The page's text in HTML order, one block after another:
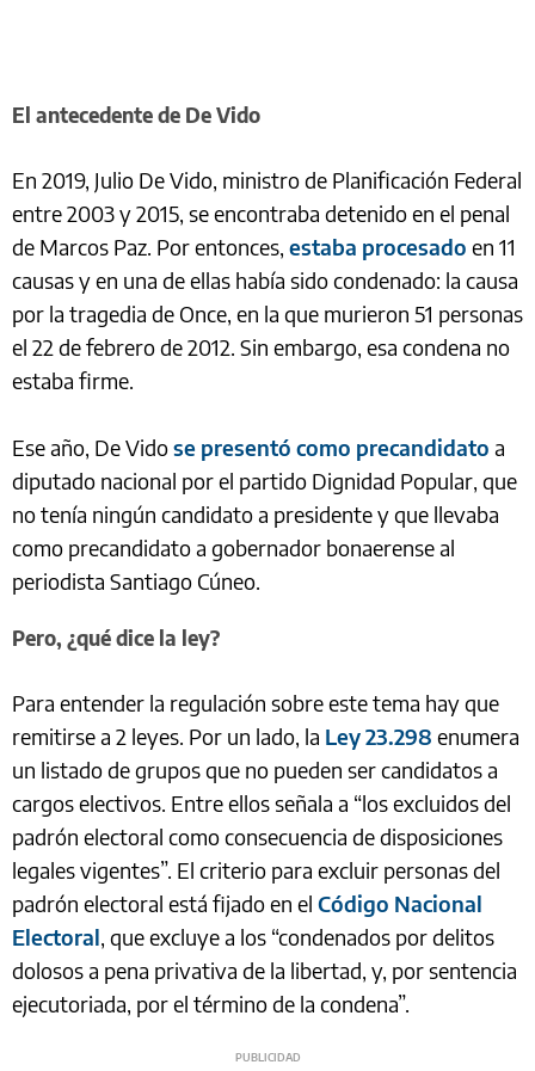
El antecedente de De Vido
En 2019, Julio De Vido, ministro de Planificación Federal
entre 2003 y 2015, se encontraba detenido en el penal
de Marcos Paz. Por entonces, estaba procesado en 11
causas y en una de ellas había sido condenado: la causa
por la tragedia de Once, en la que murieron 51 personas
el 22 de febrero de 2012. Sin embargo, esa condena no
estaba firme.
Ese año, De Vidose presentó como precandidato a
diputado nacional por el partido Dignidad Popular, que
no tenía ningún candidato a presidente y que llevaba
como precandidato a gobernador bonaerense al
periodista Santiago Cúneo.
Pero, ¿qué dice la ley?
Para entender la regulación sobre este tema hay que
remitirse a 2 leyes. Por un lado, la Ley 23.298 enumera
un listado de grupos que no pueden ser candidatos a
cargos electivos. Entre ellos señala a “los excluidos del
padrón electoral como consecuencia de disposiciones
legales vigentes”. El criterio para excluir personas del
padrón electoral está fijado en el Código Nacional
Electoral, que excluye a los “condenados por delitos
dolosos a pena privativa de la libertad, y, por sentencia
ejecutoriada, por el término de la condena”.